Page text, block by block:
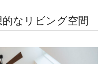
なリビング空間